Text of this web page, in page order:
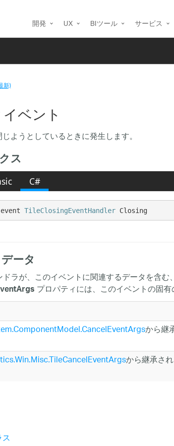
開発 UX BIツール サービス
新)
ベント
ようとしているときに発生します。
ス
C#
TileClosingEventHandler Closing
ータ
ラが、このイベントに関連するデータを含む、
プロパティには、このイベントの固有
から継
から継承され